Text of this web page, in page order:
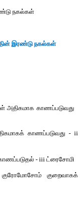
ஆறு நகல்கள்
இரண்டு நகல்கள்